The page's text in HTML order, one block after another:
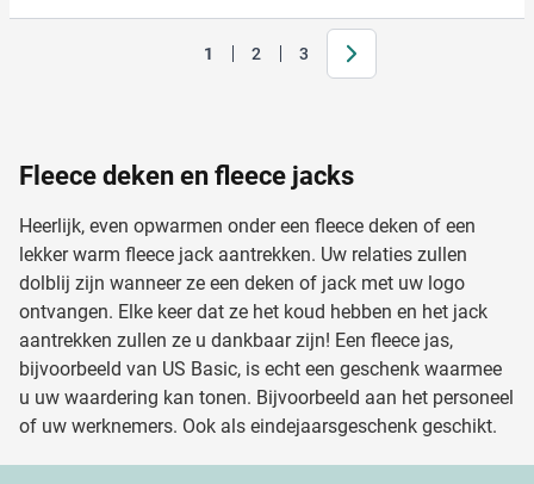
Je leest momenteel pagina
1 Pagina
2 Pagina
3 Volgende
Fleece deken en fleece jacks
Heerlijk, even opwarmen onder een fleece deken of een
lekker warm fleece jack aantrekken. Uw relaties zullen
dolblij zijn wanneer ze een deken of jack met uw logo
ontvangen. Elke keer dat ze het koud hebben en het jack
aantrekken zullen ze u dankbaar zijn! Een fleece jas,
bijvoorbeeld van US Basic, is echt een geschenk waarmee
u uw waardering kan tonen. Bijvoorbeeld aan het personeel
of uw werknemers. Ook als eindejaarsgeschenk geschikt.